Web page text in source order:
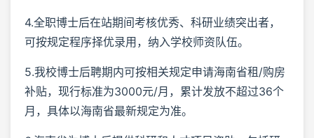
4.全职博士后在站期间考核优秀、科研业绩突出者，
可按规定程序择优录用，纳入学校师资队伍。
5.我校博士后聘期内可按相关规定申请海南省租/购房
补贴，现行标准为3000元/月，累计发放不超过36个
月，具体以海南省最新规定为准。